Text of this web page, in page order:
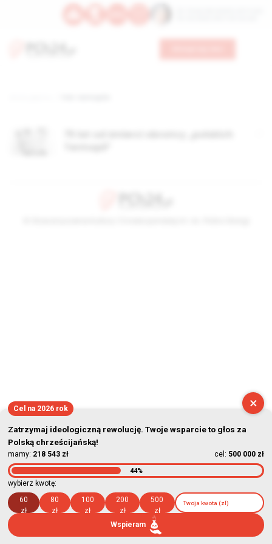
×
Cel na 2026 rok
Zatrzymaj ideologiczną rewolucję. Twoje wsparcie to głos za
Polską chrześcijańską!
mamy: 218 543 zł cel: 500 000 zł
44%
wybierz kwotę:
60
zł
80
zł
100
zł
200
zł
500
zł
Wspieram